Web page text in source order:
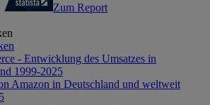
Zum Report
- Entwicklung des Umsatzes in
1999-2025
Amazon in Deutschland und weltweit